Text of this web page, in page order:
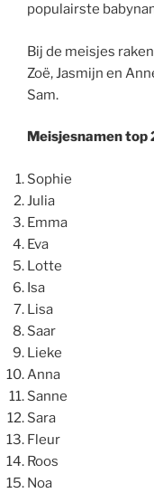
populairste
Bij de meisjes
Zoë, Jasmijn en
Sam.
Meisjesnamen top
Sophie
Julia
Emma
Eva
Lotte
Isa
Lisa
Saar
Lieke
Anna
Sanne
Sara
Fleur
Roos
Noa